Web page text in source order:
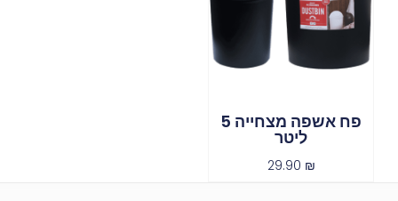
פח אשפה מצחייה 5
ליטר
29.90 ₪